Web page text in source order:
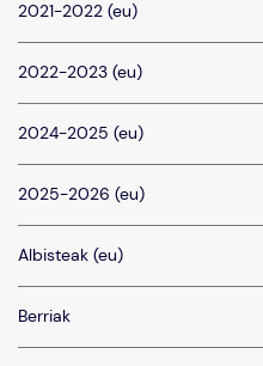
2021-2022 (eu)
2022-2023 (eu)
2024-2025 (eu)
2025-2026 (eu)
Albisteak (eu)
Berriak